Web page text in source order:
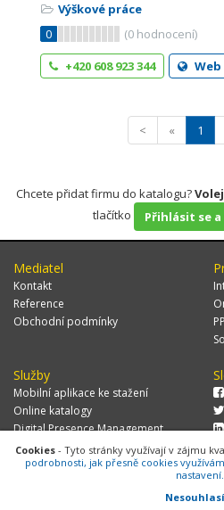
Výškové práce
0
(0 hodnocení)
+420 608 923 344
Web
< « 1
Chcete přidat firmu do katalogu?
tlačítko
Přihlásit se
Mediatel
Kontakt
Reference
Obchodní podmínky
Služby
Mobilní aplikace ke stažení
Online katalogy
Digital Presence Management
Více zákazníků
© 2026 MEDIATEL CZ, s.r.o.,Za
Cookies - Tyto stránky využívají v zájmu
podrobnosti, jak přesně cookies
nastavení.